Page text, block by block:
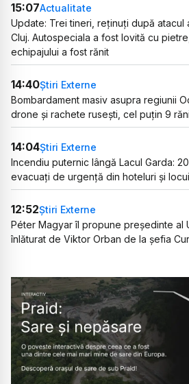
15:07Actualitate
Update: Trei tineri, reținuți după atacul
Cluj. Autospeciala a fost lovită cu
echipajului a fost rănit
14:40Știri Externe
Bombardament masiv asupra regiunii
drone și rachete rusești, cel puțin 9
14:04Știri Externe
Incendiu puternic lângă Lacul Garda:
evacuați de urgență din hoteluri și
12:52Știri Externe
Péter Magyar îl propune președinte al
înlăturat de Viktor Orban de la șefia